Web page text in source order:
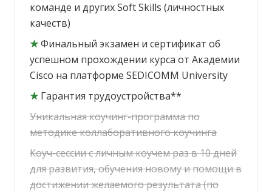
команде и других Soft Skills (личностных
качеств)
★Финальный экзамен и сертификат об
успешном прохождении курса от Академии
Cisco на платформе SEDICOMM University
★ Гарантия трудоустройства**
Уникальная коучинг-программа по
методике коллаборативного коучинга
Коуч-сессии с личным коучем раз в 10 дней
для развития, обучения новому и помощи в
достижении желаемого результата (по